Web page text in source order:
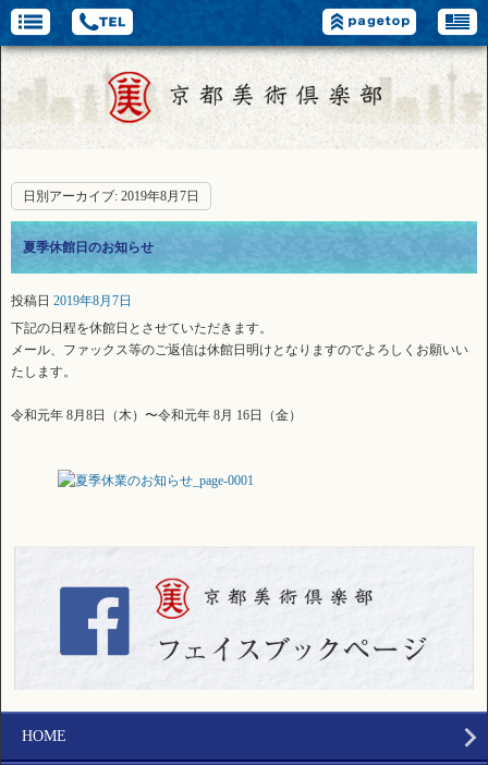
日別アーカイブ: 2019年8月7日
夏季休館日のお知らせ
投稿日 2019年8月7日
下記の日程を休館日とさせていただきます。
メール、ファックス等のご返信は休館日明けとなりますのでよろしくお願いい
たします。
令和元年 8月8日（木）〜令和元年 8月 16日（金）
HOME